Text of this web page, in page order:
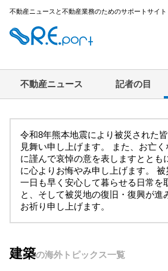
不動産ニュースと不動産業務のためのサポートサイト
不動産ニュース 記者の目
令和8年熊本地震により被災された
見舞い申し上げます。 また、お亡
に謹んで哀悼の意を表しますととも
に心よりお悔やみ申し上げます。 被
一日も早く安心して暮らせる日常を
と、そして被災地の復旧・復興が進
お祈り申し上げます。
建築の海外トピックス一覧